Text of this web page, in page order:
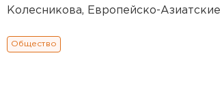
Колесникова, Европейско-Азиатские
Общество